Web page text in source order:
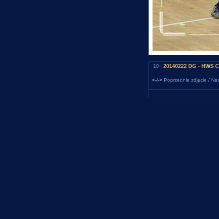
10 | 20140222 DG - HWS
<-/->Poprzednie zdjęcie /